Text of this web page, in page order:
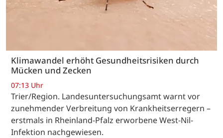
Klimawandel erhöht Gesundheitsrisiken durch
Mücken und Zecken
07:13 Uhr
Trier/Region. Landesuntersuchungsamt warnt vor
zunehmender Verbreitung von Krankheitserregern –
erstmals in Rheinland-Pfalz erworbene West-Nil-
Infektion nachgewiesen.